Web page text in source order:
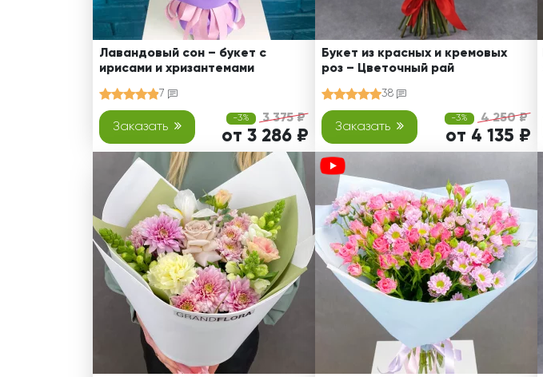
Лавандовый сон – букет с
ирисами и хризантемами
7
Заказать
-3% 3 375 ₽
от 3 286 ₽
Букет из красных и кремовых
роз – Цветочный рай
38
Заказать
-3% 4 250 ₽
от 4 135 ₽